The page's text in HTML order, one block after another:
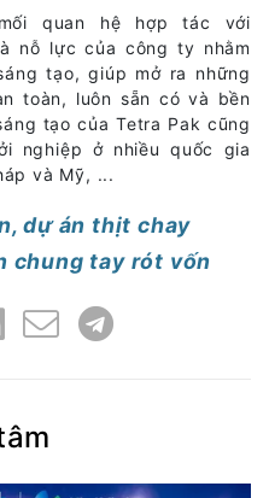
quan hệ hợp tác với
nỗ lực của công ty nhằm
tạo, giúp mở ra những
toàn, luôn sẵn có và bền
tạo của Tetra Pak cũng
nghiệp ở nhiều quốc gia
và Mỹ, ...
dự án thịt chay
chung tay rót vốn